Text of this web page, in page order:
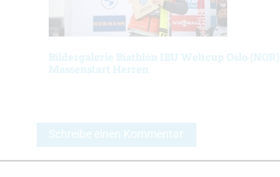
Bildergalerie Biathlon IBU Weltcup Oslo (NOR)
Massenstart Herren
Schreibe einen Kommentar